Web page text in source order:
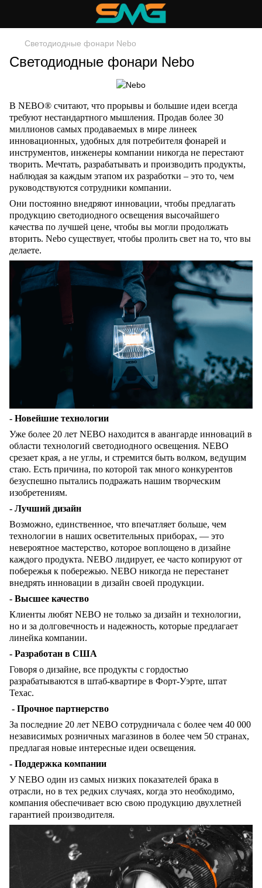
Светодиодные фонари Nebo
Светодиодные фонари Nebo
В NEBO® считают, что прорывы и большие идеи всегда
требуют нестандартного мышления. Продав более 30
миллионов самых продаваемых в мире линеек
инновационных, удобных для потребителя фонарей и
инструментов, инженеры компании никогда не перестают
творить. Мечтать, разрабатывать и производить продукты,
наблюдая за каждым этапом их разработки – это то, чем
руководствуются сотрудники компании.
Они постоянно внедряют инновации, чтобы предлагать
продукцию светодиодного освещения высочайшего
качества по лучшей цене, чтобы вы могли продолжать
вторить. Nebo существует, чтобы пролить свет на то, что вы
делаете.
- Новейшие технологии
Уже более 20 лет NEBO находится в авангарде инноваций в
области технологий светодиодного освещения. NEBO
срезает края, а не углы, и стремится быть волком, ведущим
стаю. Есть причина, по которой так много конкурентов
безуспешно пытались подражать нашим творческим
изобретениям.
- Лучший дизайн
Возможно, единственное, что впечатляет больше, чем
технологии в наших осветительных приборах, — это
невероятное мастерство, которое воплощено в дизайне
каждого продукта. NEBO лидирует, ее часто копируют от
побережья к побережью. NEBO никогда не перестанет
внедрять инновации в дизайн своей продукции.
- Высшее качество
Клиенты любят NEBO не только за дизайн и технологии,
но и за долговечность и надежность, которые предлагает
линейка компании.
- Разработан в США
Говоря о дизайне, все продукты с гордостью
разрабатываются в штаб-квартире в Форт-Уэрте, штат
Техас.
- Прочное партнерство
За последние 20 лет NEBO сотрудничала с более чем 40 000
независимых розничных магазинов в более чем 50 странах,
предлагая новые интересные идеи освещения.
- Поддержка компании
У NEBO один из самых низких показателей брака в
отрасли, но в тех редких случаях, когда это необходимо,
компания обеспечивает всю свою продукцию двухлетней
гарантией производителя.